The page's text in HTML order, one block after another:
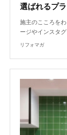
施主のこころを
ージやインスタ
リフォマガ